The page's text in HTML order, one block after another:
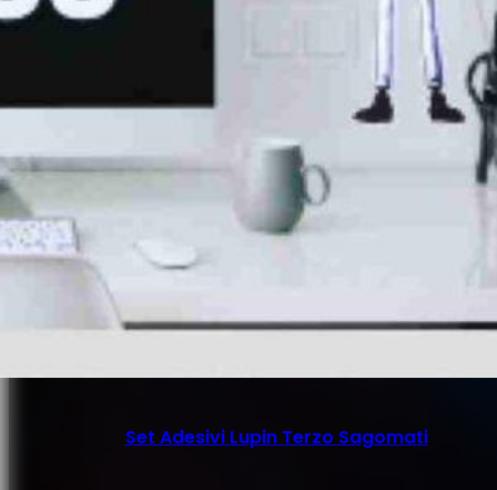
Set Adesivi Lupin Terzo Sagomati